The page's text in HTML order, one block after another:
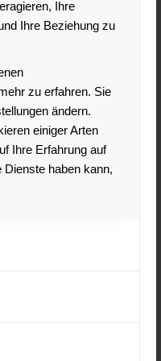
Ihre
Ihre Beziehung zu
zu erfahren. Sie
ändern.
einiger Arten
Ihre Erfahrung auf
Dienste haben kann,
strahlt Dominanz
und emotionslos
finden. Dazu ist es
der jeweiligen Situation
zum Beispiel am
und Aussagen sollten
werden. Das strahlt
oder aufeinander
Sie? Zugegeben, jeder
wirken? Dann